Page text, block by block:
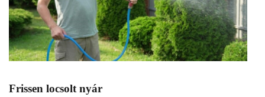
Frissen locsolt nyár